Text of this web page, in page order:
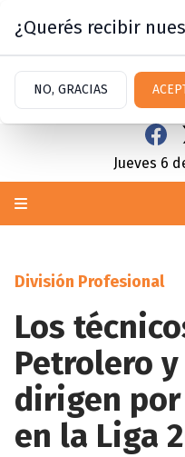
Jueves 6
División Profesional
Los
Petrolero
dirigen
en la Liga
¿Querés recibir
NO, GRACIAS